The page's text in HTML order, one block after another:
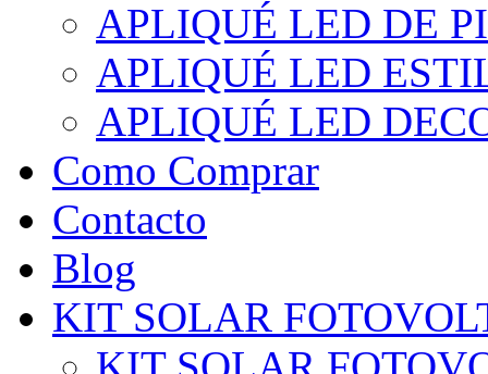
APLIQUÉ LED DE
APLIQUÉ LED
APLIQUÉ LED
Como Comprar
Contacto
Blog
KIT SOLAR